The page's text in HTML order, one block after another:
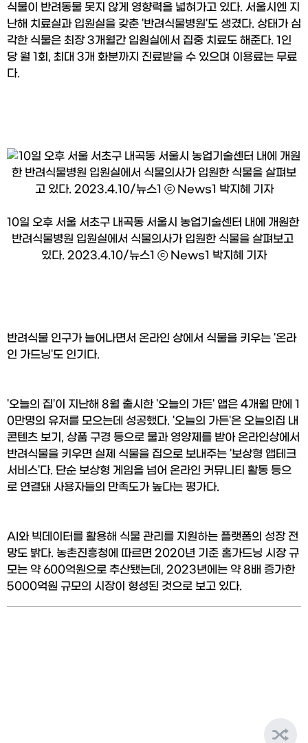
식물이 반려동물 못지 않게 영향력을 넓혀가고 있다. 서울시엔 지
난해 치료실과 입원실을 갖춘 '반려식물병원'도 생겼다. 상태가 심
각한 식물은 최장 3개월간 입원실에서 집중 치료도 해준다. 1인
당 월 1회, 최대 3개 화분까지 진료받을 수 있으며 이용료는 무료
다.
10일 오후 서울 서초구 내곡동 서울시 농업기술센터 내에 개원한
반려식물병원 입원실에서 식물의사가 입원한 식물을 살펴보고
있다. 2023.4.10/뉴스1 ⓒ News1 박지혜 기자
반려식물 인구가 늘어나면서 온라인 상에서 식물을 키우는 '온라
인 가드닝'도 인기다.
'오늘의 집'이 지난해 8월 출시한 '오늘의 가든' 앱은 4개월 만에 1
0만명의 유저를 모으는데 성공했다. '오늘의 가든'은 오늘의집 내
콘텐츠 보기, 상품 구경 등으로 물과 영양제를 받아 온라인상에서
반려식물을 키우면 실제 식물을 집으로 보내주는 '보상형 앱테크
서비스'다. 단순 보상형 게임을 넘어 온라인 커뮤니티 활동 등으
로 연결돼 사용자들의 만족도가 높다는 평가다.
AI와 빅데이터를 활용해 식물 관리를 지원하는 플랫폼의 성장 전
망도 밝다. 농촌진흥청에 따르면 2020년 기준 홈가드닝 시장 규
모는 약 600억원으로 추산됐는데, 2023년에는 약 8배 증가한
5000억원 규모의 시장이 형성된 것으로 보고 있다.